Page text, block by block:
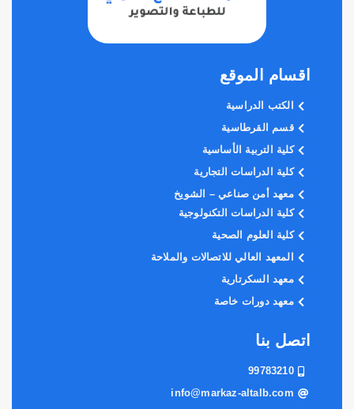
اقسام الموقع
الكتب الدراسية
قسم القرطاسية
كلية التربية الأساسية
كلية الدراسات التجارية
معهد أمن صناعي – الشويخ
كلية الدراسات التكنولوجية
كلية العلوم الصحية
المعهد العالي للاتصالات والملاحة
معهد السكرتارية
معهد دورات خاصة
اتصل بنا
99783210
info@markaz-altalb.com